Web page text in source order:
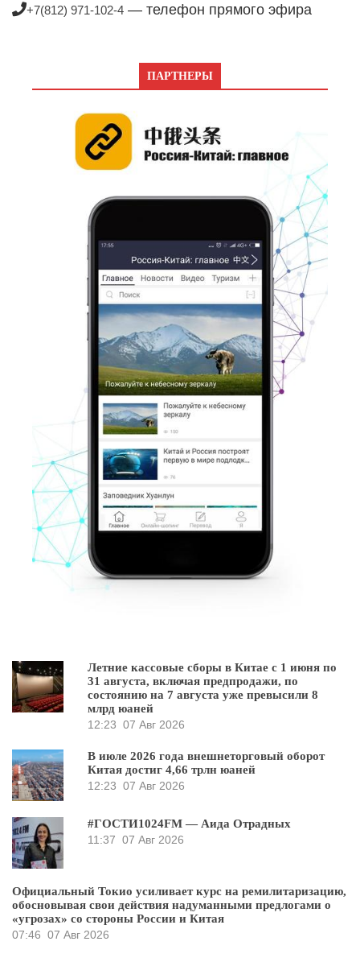
+7(812) 971-102-4 — телефон прямого эфира
ПАРТНЕРЫ
Летние кассовые сборы в Китае с 1 июня по
31 августа, включая предпродажи, по
состоянию на 7 августа уже превысили 8
млрд юаней
12:23 07 Авг 2026
В июле 2026 года внешнеторговый оборот
Китая достиг 4,66 трлн юаней
12:23 07 Авг 2026
#ГОСТИ1024FM — Аида Отрадных
11:37 07 Авг 2026
Официальный Токио усиливает курс на ремилитаризацию,
обосновывая свои действия надуманными предлогами о
«угрозах» со стороны России и Китая
07:46 07 Авг 2026